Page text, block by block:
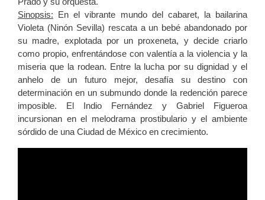
Sinopsis: En el vibrante mundo del cabaret, la bailarina
Violeta (Ninón Sevilla) rescata a un bebé abandonado por
su madre, explotada por un proxeneta, y decide criarlo
como propio, enfrentándose con valentía a la violencia y la
miseria que la rodean. Entre la lucha por su dignidad y el
anhelo de un futuro mejor, desafía su destino con
determinación en un submundo donde la redención parece
imposible. El Indio Fernández y Gabriel Figueroa
incursionan en el melodrama prostibulario y el ambiente
sórdido de una Ciudad de México en crecimiento.